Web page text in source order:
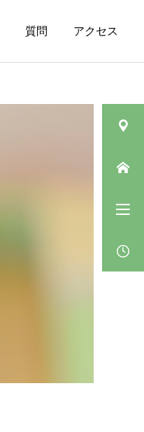
質問 アクセス
ベピオウォッシュゲルの